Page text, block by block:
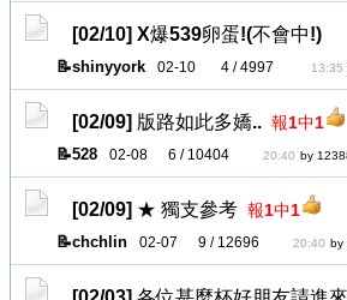
[02/10] X爆539卵蛋!(不會中!)
shinyyork 02-10 4 / 4997 13:35
[02/09] 版路如此多嬌.. 報1中1
528 02-08 6 / 10404 20:40 by
[02/09] ★ 獨支參考 報1中1
chchlin 02-07 9 / 12696 20:40 by